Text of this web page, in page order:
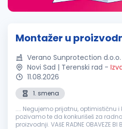
Montažer u
Verano Sunprotection d.o.o.
Novi Sad | Terenski rad -
11.08.2026
1. smena
.... Negujemo prijatnu, optimističnu
pozivamo te da konkurišeš za
proizvodnji. VAšE RADNE OBAVEZE BI